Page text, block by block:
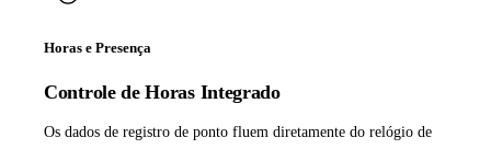
Horas e Presença
Controle de Horas Integrado
Os dados de registro de ponto fluem diretamente do relógio de